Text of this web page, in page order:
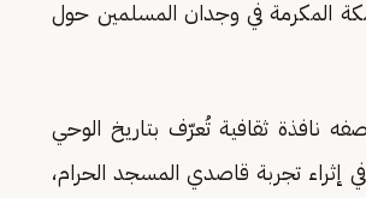
المكرمة في وجدان المسلمين حول
نافذة ثقافية تُعرّف بتاريخ الوحي
إثراء تجربة قاصدي المسجد الحرام،